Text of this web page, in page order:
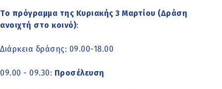
Το πρόγραμμα της Κυριακής 3 Μαρτίου (Δράση
ανοιχτή στο κοινό):
Διάρκεια δράσης: 09.00-18.00
09.00 - 09.30: Προσέλευση